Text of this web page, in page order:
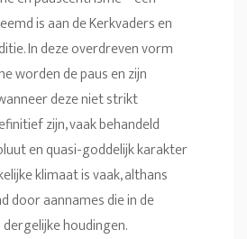
is aan de Kerkvaders en
In deze overdreven vorm
worden de paus en zijn
deze niet strikt
zijn, vaak behandeld
en quasi-goddelijk karakter
klimaat is vaak, althans
door aannames die in de
houdingen.